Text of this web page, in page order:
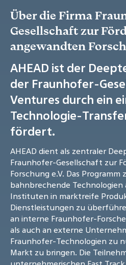
Über die Firma
Gesellschaft zur
angewandten
AHEAD ist der
der Fraunhofer-
Ventures durch ein
Technologie-
fördert.
AHEAD dient als zentraler
Fraunhofer-Gesellschaft zur
Forschung e.V. Das Programm
bahnbrechende
Instituten in marktreife
Dienstleistungen zu
an interne Fraunhofer-
als auch an externe
Fraunhofer-Technologien zu
Markt zu bringen. Die